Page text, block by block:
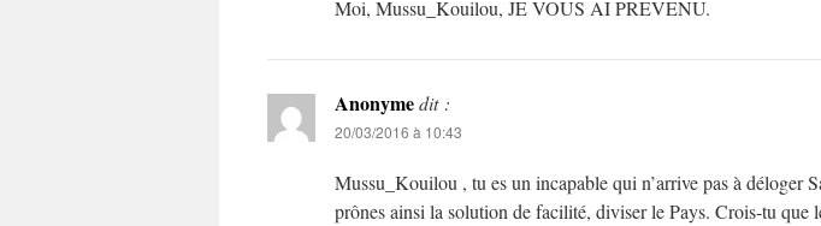
Moi, Mussu_Kouilou, JE VOUS AI PREVENU.
Anonymedit :
20/03/2016 à 10:43
Mussu_Kouilou , tu es un incapable qui n’arrive pas à déloger
prônes ainsi la solution de facilité, diviser le Pays. Crois-tu que